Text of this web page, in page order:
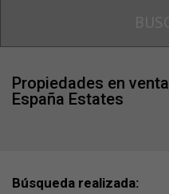
Propiedades en
España Estates
Búsqueda realizada: